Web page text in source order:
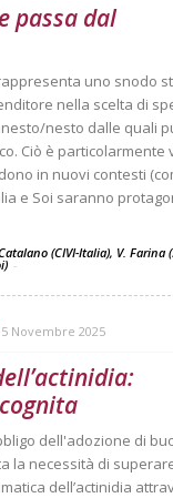
passa dal
uno snodo
nella scelta di
nesto dalle quali
Ciò è
in nuovi contesti
e Soi saranno
(CIVI-Italia), V. Farina
-
5 Novembre 2025
dell'adozione di
la necessità di
dell’actinidia